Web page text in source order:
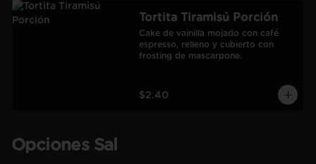
Tortita Tiramisú Porción
Cake de vainilla mojado con café
espresso, relleno y cubierto con
frosting de mascarpone.
$2.40
Opciones Sal